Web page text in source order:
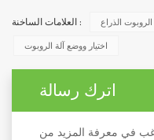
العلامات الساخنة : الذراع
اختيار ووضع آلة الروبوت
اترك رسالة
في معرفة المزيد من